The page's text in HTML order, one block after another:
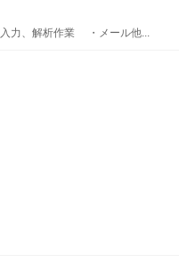
力、解析作業 ・メール他...